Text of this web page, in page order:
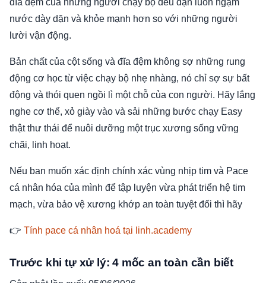
đĩa đệm của những người chạy bộ đều đặn luôn ngậm
nước dày dặn và khỏe mạnh hơn so với những người
lười vận động.
Bản chất của cột sống và đĩa đệm không sợ những rung
động cơ học từ việc chạy bộ nhẹ nhàng, nó chỉ sợ sự bất
động và thói quen ngồi lì một chỗ của con người. Hãy lắng
nghe cơ thể, xỏ giày vào và sải những bước chạy Easy
thật thư thái để nuôi dưỡng một trục xương sống vững
chãi, linh hoạt.
Nếu ban muốn xác định chính xác vùng nhịp tim và Pace
cá nhân hóa của mình để tập luyện vừa phát triển hệ tim
mạch, vừa bảo vệ xương khớp an toàn tuyệt đối thì hãy
👉 Tính pace cá nhân hoá tại linh.academy
Trước khi tự xử lý: 4 mốc an toàn cần biết